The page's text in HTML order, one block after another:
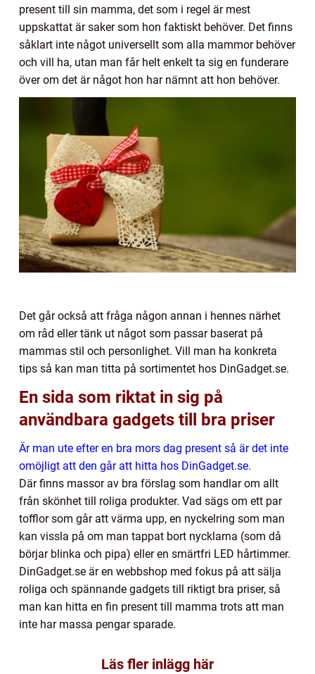
present till sin mamma, det som i regel är mest
uppskattat är saker som hon faktiskt behöver. Det finns
såklart inte något universellt som alla mammor behöver
och vill ha, utan man får helt enkelt ta sig en funderare
över om det är något hon har nämnt att hon behöver.
Det går också att fråga någon annan i hennes närhet
om råd eller tänk ut något som passar baserat på
mammas stil och personlighet. Vill man ha konkreta
tips så kan man titta på sortimentet hos DinGadget.se.
En sida som riktat in sig på
användbara gadgets till bra priser
Är man ute efter en bra mors dag present så är det inte
omöjligt att den går att hitta hos DinGadget.se.
Där finns massor av bra förslag som handlar om allt
från skönhet till roliga produkter. Vad sägs om ett par
tofflor som går att värma upp, en nyckelring som man
kan vissla på om man tappat bort nycklarna (som då
börjar blinka och pipa) eller en smärtfri LED hårtimmer.
DinGadget.se är en webbshop med fokus på att sälja
roliga och spännande gadgets till riktigt bra priser, så
man kan hitta en fin present till mamma trots att man
inte har massa pengar sparade.
Läs fler inlägg här